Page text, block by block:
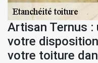
Artisan Ternus :
votre
votre toiture